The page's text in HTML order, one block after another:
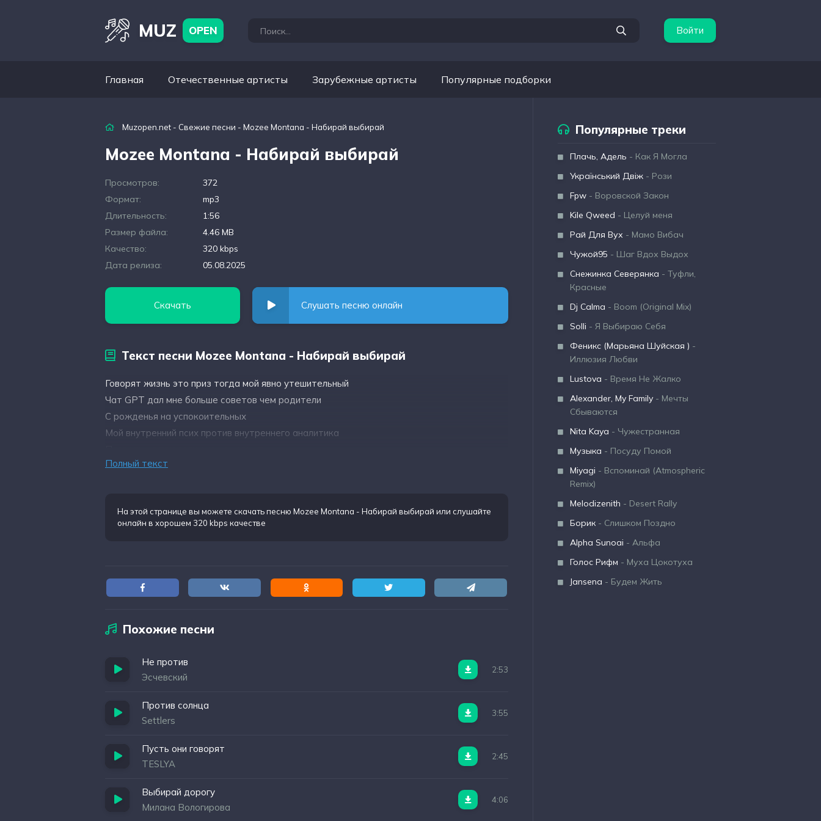
MUZ OPEN Войти
Главная Отечественные артисты Зарубежные артисты Популярные подборки
Muzopen.net - Свежие песни - Mozee Montana - Набирай выбирай
Mozee Montana - Набирай выбирай
Просмотров:
372
Формат:
mp3
Длительность:
1:56
Размер файла:
4.46 MB
Качество:
320 kbps
Дата релиза:
05.08.2025
Скачать Слушать песню онлайн
Текст песни Mozee Montana - Набирай выбирай
Говорят жизнь это приз тогда мой явно утешительный
Чат GPT дал мне больше советов чем родители
С рожденья на успокоительных
Мой внутренний псих против внутреннего аналитика
Полный текст
На этой странице вы можете скачать песню Mozee Montana - Набирай выбирай или слушайте
онлайн в хорошем 320 kbps качестве
Похожие песни
Не против
Эсчевский
2:53
Против солнца
Settlers
3:55
Пусть они говорят
TESLYA
2:45
Выбирай дорогу
Милана Вологирова
4:06
Популярные треки
Плачь, Адель - Как Я Могла
Український Двіж - Рози
Fpw - Воровской Закон
Kile Qweed - Целуй меня
Рай Для Вух - Мамо Вибач
Чужой95 - Шаг Вдох Выдох
Снежинка Северянка - Туфли,
Красные
Dj Calma - Boom (Original Mix)
Solli - Я Выбираю Себя
Феникс (Марьяна Шуйская ) -
Иллюзия Любви
Lustova - Время Не Жалко
Alexander, My Family - Мечты
Сбываются
Nita Kaya - Чужестранная
Музыка - Посуду Помой
Miyagi - Вспоминай (Atmospheric
Remix)
Melodizenith - Desert Rally
Борик - Слишком Поздно
Alpha Sunoai - Альфа
Голос Рифм - Муха Цокотуха
Jansena - Будем Жить